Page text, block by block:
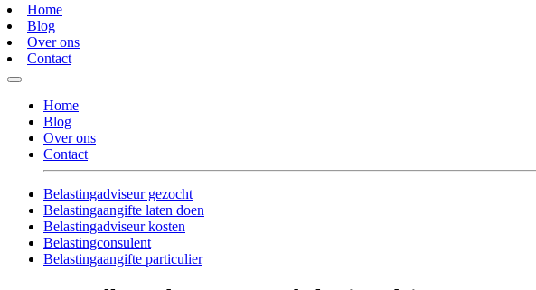
Home
Blog
Over ons
Contact
Home
Blog
Over ons
Contact
Belastingadviseur gezocht
Belastingaangifte laten doen
Belastingadviseur kosten
Belastingconsulent
Belastingaangifte particulier